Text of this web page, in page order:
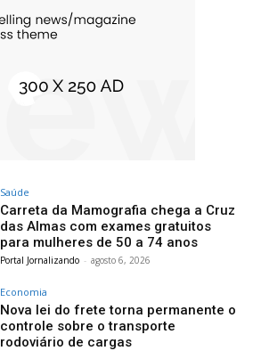
Saúde
Carreta da Mamografia chega a Cruz
das Almas com exames gratuitos
para mulheres de 50 a 74 anos
Portal Jornalizando - agosto 6, 2026
Economia
Nova lei do frete torna permanente o
controle sobre o transporte
rodoviário de cargas